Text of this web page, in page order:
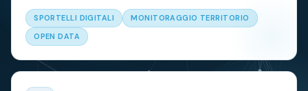
SPORTELLI DIGITALI
MONITORAGGIO TERRITORIO
OPEN DATA